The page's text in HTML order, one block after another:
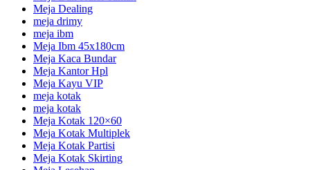
Meja Dealing
meja drimy
meja ibm
Meja Ibm 45x180cm
Meja Kaca Bundar
Meja Kantor Hpl
Meja Kayu VIP
meja kotak
meja kotak
Meja Kotak 120×60
Meja Kotak Multiplek
Meja Kotak Partisi
Meja Kotak Skirting